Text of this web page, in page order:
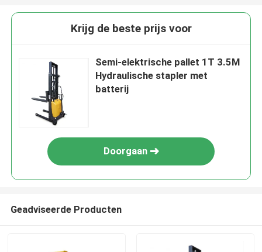
Krijg de beste prijs voor
Semi-elektrische pallet 1T 3.5M
Hydraulische stapler met
batterij
Doorgaan
Geadviseerde Producten